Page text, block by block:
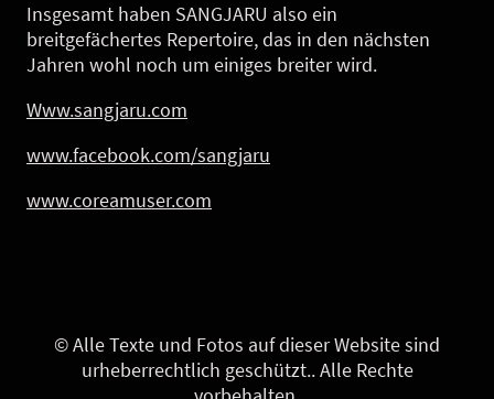
Insgesamt haben SANGJARU also ein
breitgefächertes Repertoire, das in den nächsten
Jahren wohl noch um einiges breiter wird.
Www.sangjaru.com
www.facebook.com/sangjaru
www.coreamuser.com
© Alle Texte und Fotos auf dieser Website sind
urheberrechtlich geschützt.. Alle Rechte